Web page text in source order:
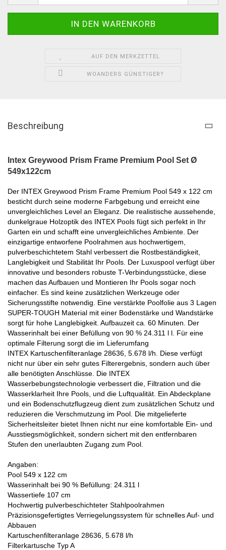
AUF DEN MERKZETTEL
WOANDERS GÜNSTIGER?
Beschreibung
Intex Greywood Prism Frame Premium Pool Set Ø
549x122cm
Der INTEX Greywood Prism Frame Premium Pool 549 x 122 cm
besticht durch seine moderne Farbgebung und erreicht eine
unvergleichliches Level an Eleganz. Die realistische aussehende,
dunkelgraue Holzoptik des INTEX Pools fügt sich perfekt in Ihr
Garten ein und schafft eine unvergleichliches Ambiente. Der
einzigartige entworfene Poolrahmen aus hochwertigem,
pulverbeschichtetem Stahl verbessert die Rostbeständigkeit,
Langlebigkeit und Stabilität Ihr Pools. Der Luxuspool verfügt über
innovative und besonders robuste T-Verbindungsstücke, diese
machen das Aufbauen und Montieren Ihr Pools sogar noch
einfacher. Es sind keine zusätzlichen Werkzeuge oder
Sicherungsstifte notwendig. Eine verstärkte Poolfolie aus 3 Lagen
SUPER-TOUGH Material mit einer Bodenstärke und Wandstärke
sorgt für hohe Langlebigkeit. Aufbauzeit ca. 60 Minuten. Der
Wasserinhalt bei einer Befüllung von 90 % 24.311 l l. Für eine
optimale Filterung sorgt die im Lieferumfang
INTEX Kartuschenfilteranlage 28636, 5.678 l/h. Diese verfügt
nicht nur über ein sehr gutes Filterergebnis, sondern auch über
alle benötigten Anschlüsse. Die INTEX
Wasserbebungstechnologie verbessert die, Filtration und die
Wasserklarheit Ihre Pools, und die Luftqualität. Ein Abdeckplane
und ein Bodenschutzflugzeug dient zum zusätzlichen Schutz und
reduzieren die Verschmutzung im Pool. Die mitgelieferte
Sicherheitsleiter bietet Ihnen nicht nur eine komfortable Ein- und
Ausstiegsmöglichkeit, sondern sichert mit den entfernbaren
Stufen den unerlaubten Zugang zum Pool.
Angaben:
Pool 549 x 122 cm
Wasserinhalt bei 90 % Befüllung: 24.311 l
Wassertiefe 107 cm
Hochwertig pulverbeschichteter Stahlpoolrahmen
Präzisionsgefertigtes Verriegelungssystem für schnelles Auf- und
Abbauen
Kartuschenfilteranlage 28636, 5.678 l/h
Filterkartusche Typ A